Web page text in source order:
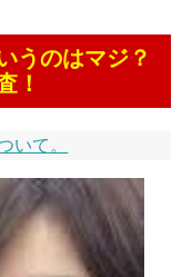
うのはマジ？
！
いて。